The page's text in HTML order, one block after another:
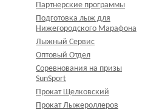
Партнерские программы
Подготовка лыж для
Нижегородского Марафона
Лыжный Сервис
Оптовый Отдел
Соревнования на призы
SunSport
Прокат Щелковский
Прокат Лыжероллеров